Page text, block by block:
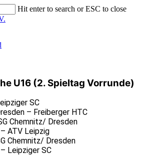
Hit enter to search or ESC to close
U16 (2. Spieltag Vorrunde)
SC
– Freiberger HTC
Chemnitz/ Dresden
ATV Leipzig
Chemnitz/ Dresden
Leipziger SC